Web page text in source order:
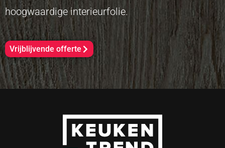
hoogwaardige interieurfolie.
Vrijblijvende offerte